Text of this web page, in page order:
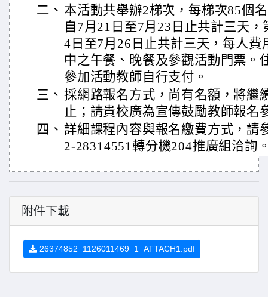
二、 本活動共舉辦2梯次，每梯次85個
自7月21日至7月23日止共計三天
4日至7月26日止共計三天，每人費
中之午餐、晚餐及參觀活動門票。
參加活動教師自行支付。
三、 採網路報名方式，尚有名額，將繼
止；請貴校廣為宣傳鼓勵教師報名
四、 詳細課程內容與報名繳費方式，請
2-28314551轉分機204推廣組洽詢
附件下載
26374852_1126011469_1_ATTACH1.pdf